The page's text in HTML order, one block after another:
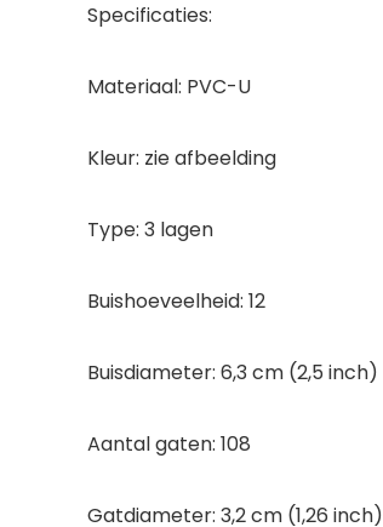
Specificaties:
Materiaal: PVC-U
Kleur: zie afbeelding
Type: 3 lagen
Buishoeveelheid: 12
Buisdiameter: 6,3 cm (2,5 inch)
Aantal gaten: 108
Gatdiameter: 3,2 cm (1,26 inch)